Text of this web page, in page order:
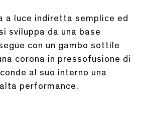
a luce indiretta semplice ed
sviluppa da una base
con un gambo sottile
corona in pressofusione di
al suo interno una
performance.